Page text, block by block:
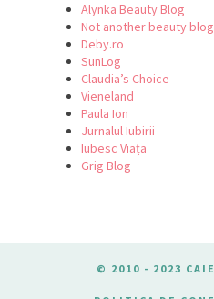
Alynka Beauty Blog
Not another beauty blog
Deby.ro
SunLog
Claudia’s Choice
Vieneland
Paula Ion
Jurnalul Iubirii
Iubesc Viața
Grig Blog
© 2010 - 2023